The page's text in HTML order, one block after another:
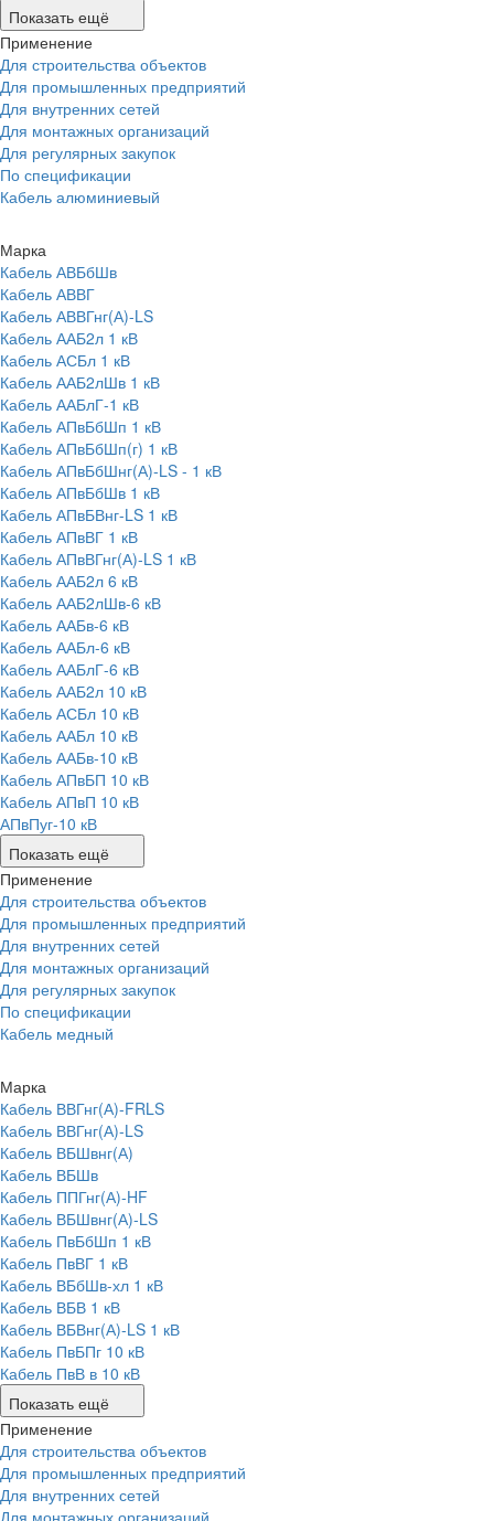
Показать ещё
Применение
Для строительства объектов
Для промышленных предприятий
Для внутренних сетей
Для монтажных организаций
Для регулярных закупок
По спецификации
Кабель алюминиевый
Марка
Кабель АВБбШв
Кабель АВВГ
Кабель АВВГнг(А)-LS
Кабель ААБ2л 1 кВ
Кабель АСБл 1 кВ
Кабель ААБ2лШв 1 кВ
Кабель ААБлГ-1 кВ
Кабель АПвБбШп 1 кВ
Кабель АПвБбШп(г) 1 кВ
Кабель АПвБбШнг(А)-LS - 1 кВ
Кабель АПвБбШв 1 кВ
Кабель АПвБВнг-LS 1 кВ
Кабель АПвВГ 1 кВ
Кабель АПвВГнг(А)-LS 1 кВ
Кабель ААБ2л 6 кВ
Кабель ААБ2лШв-6 кВ
Кабель ААБв-6 кВ
Кабель ААБл-6 кВ
Кабель ААБлГ-6 кВ
Кабель ААБ2л 10 кВ
Кабель АСБл 10 кВ
Кабель ААБл 10 кВ
Кабель ААБв-10 кВ
Кабель АПвБП 10 кВ
Кабель АПвП 10 кВ
АПвПуг-10 кВ
Показать ещё
Применение
Для строительства объектов
Для промышленных предприятий
Для внутренних сетей
Для монтажных организаций
Для регулярных закупок
По спецификации
Кабель медный
Марка
Кабель ВВГнг(А)-FRLS
Кабель ВВГнг(А)-LS
Кабель ВБШвнг(А)
Кабель ВБШв
Кабель ППГнг(А)-HF
Кабель ВБШвнг(А)-LS
Кабель ПвБбШп 1 кВ
Кабель ПвВГ 1 кВ
Кабель ВБбШв-хл 1 кВ
Кабель ВБВ 1 кВ
Кабель ВБВнг(А)-LS 1 кВ
Кабель ПвБПг 10 кВ
Кабель ПвВ в 10 кВ
Показать ещё
Применение
Для строительства объектов
Для промышленных предприятий
Для внутренних сетей